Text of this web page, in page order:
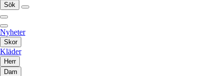
Sök
Nyheter
Skor
Kläder
Herr
Dam